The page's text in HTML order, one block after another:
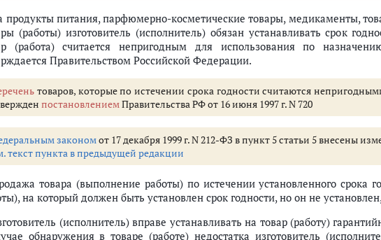
продукты питания, парфюмерно-косметические товары, медикаменты,
(работы) изготовитель (исполнитель) обязан устанавливать срок
(работа) считается непригодным для использования по
Правительством Российской Федерации.
товаров, которые по истечении срока годности считаются
постановлениемПравительства РФ от 16 июня 1997 г. N 720
закономот 17 декабря 1999 г. N 212-ФЗ в пункт 5 статьи 5 внесены
текст пункта в предыдущей редакции
товара (выполнение работы) по истечении установленного срока
на который должен быть установлен срок годности, но он не
(исполнитель) вправе устанавливать на товар (работу)
обнаружения в товаре (работе) недостатка изготовитель